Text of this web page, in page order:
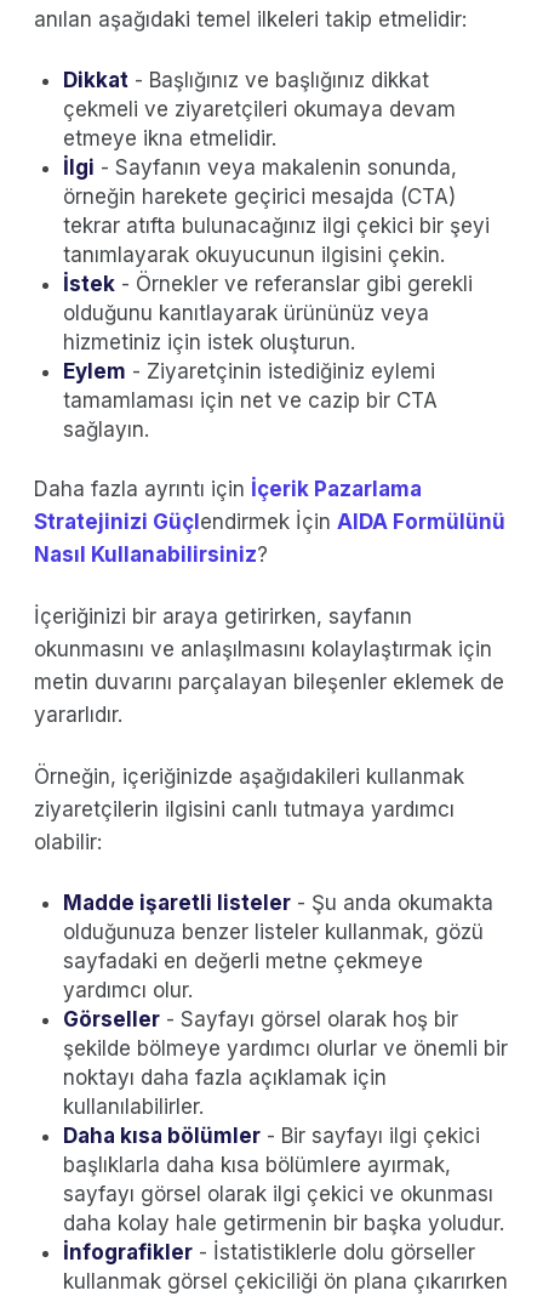
anılan aşağıdaki temel ilkeleri takip etmelidir:
Dikkat - Başlığınız ve başlığınız dikkat
çekmeli ve ziyaretçileri okumaya devam
etmeye ikna etmelidir.
İlgi - Sayfanın veya makalenin sonunda,
örneğin harekete geçirici mesajda (CTA)
tekrar atıfta bulunacağınız ilgi çekici bir şeyi
tanımlayarak okuyucunun ilgisini çekin.
İstek - Örnekler ve referanslar gibi gerekli
olduğunu kanıtlayarak ürününüz veya
hizmetiniz için istek oluşturun.
Eylem - Ziyaretçinin istediğiniz eylemi
tamamlaması için net ve cazip bir CTA
sağlayın.
Daha fazla ayrıntı için İçerik Pazarlama
Stratejinizi Güçlendirmek İçin AIDA Formülünü
Nasıl Kullanabilirsiniz?
İçeriğinizi bir araya getirirken, sayfanın
okunmasını ve anlaşılmasını kolaylaştırmak için
metin duvarını parçalayan bileşenler eklemek de
yararlıdır.
Örneğin, içeriğinizde aşağıdakileri kullanmak
ziyaretçilerin ilgisini canlı tutmaya yardımcı
olabilir:
Madde işaretli listeler - Şu anda okumakta
olduğunuza benzer listeler kullanmak, gözü
sayfadaki en değerli metne çekmeye
yardımcı olur.
Görseller - Sayfayı görsel olarak hoş bir
şekilde bölmeye yardımcı olurlar ve önemli bir
noktayı daha fazla açıklamak için
kullanılabilirler.
Daha kısa bölümler - Bir sayfayı ilgi çekici
başlıklarla daha kısa bölümlere ayırmak,
sayfayı görsel olarak ilgi çekici ve okunması
daha kolay hale getirmenin bir başka yoludur.
İnfografikler - İstatistiklerle dolu görseller
kullanmak görsel çekiciliği ön plana çıkarırken